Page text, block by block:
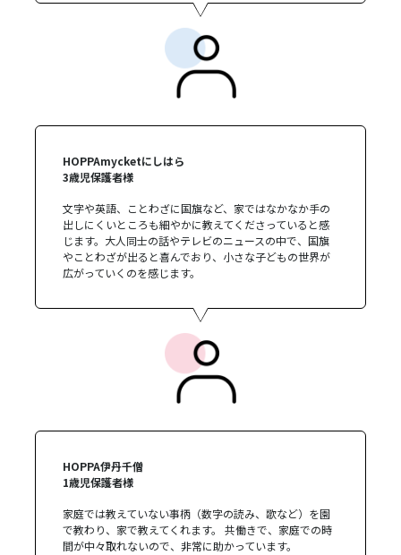
HOPPAmycketにしはら
3歳児保護者様
文字や英語、ことわざに国旗など、家ではなかなか手の
出しにくいところも細やかに教えてくださっていると感
じます。大人同士の話やテレビのニュースの中で、国旗
やことわざが出ると喜んでおり、小さな子どもの世界が
広がっていくのを感じます。
HOPPA伊丹千僧
1歳児保護者様
家庭では教えていない事柄（数字の読み、歌など）を園
で教わり、家で教えてくれます。 共働きで、家庭での時
間が中々取れないので、非常に助かっています。